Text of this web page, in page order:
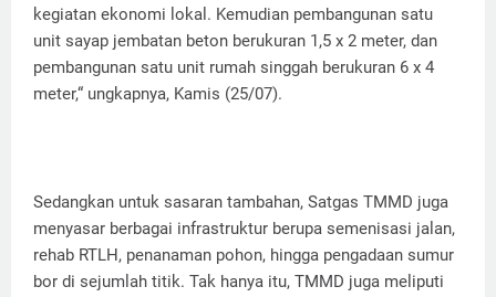
kegiatan ekonomi lokal. Kemudian pembangunan satu
unit sayap jembatan beton berukuran 1,5 x 2 meter, dan
pembangunan satu unit rumah singgah berukuran 6 x 4
meter,“ ungkapnya, Kamis (25/07).
Sedangkan untuk sasaran tambahan, Satgas TMMD juga
menyasar berbagai infrastruktur berupa semenisasi jalan,
rehab RTLH, penanaman pohon, hingga pengadaan sumur
bor di sejumlah titik. Tak hanya itu, TMMD juga meliputi